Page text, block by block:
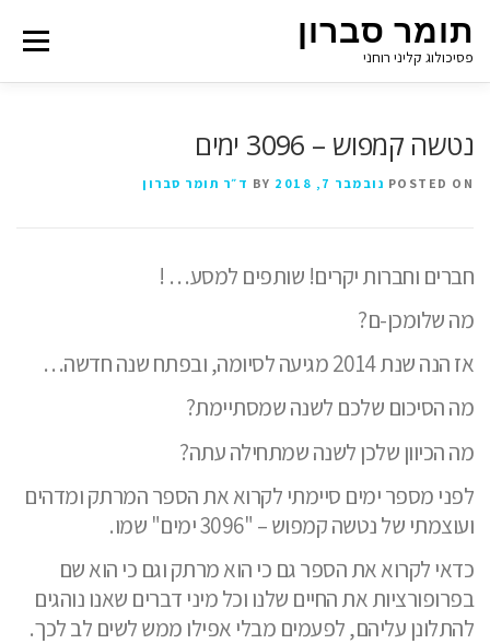
תומר סברון
פסיכולוג קליני רוחני
Menu
נטשה קמפוש – 3096 ימים
POSTED ON נובמבר 7, 2018 ד״ר תומר סברון
חברים וחברות יקרים! שותפים למסע… !
מה שלומכן-ם?
אז הנה שנת 2014 מגיעה לסיומה, ובפתח שנה חדשה…
מה הסיכום שלכם לשנה שמסתיימת?
מה הכיוון שלכן לשנה שמתחילה עתה?
לפני מספר ימים סיימתי לקרוא את הספר המרתק ומדהים
ועוצמתי של נטשה קמפוש – "3096 ימים" שמו.
כדאי לקרוא את הספר גם כי הוא מרתק וגם כי הוא שם
בפרופורציות את החיים שלנו וכל מיני דברים שאנו נוהגים
להתלונן עליהם, לפעמים מבלי אפילו ממש לשים לב לכך.